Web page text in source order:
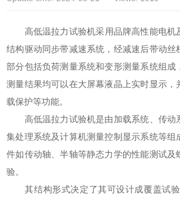
高低温拉力试验机采用品牌高性能电机
结构驱动同步带减速系统，经减速后带动丝
部分包括负荷测量系统和变形测量系统组成
测量结果均可以在大屏幕液晶上实时显示，
载保护等功能。
高低温拉力试验机是由加载系统、传动
集处理系统及计算机测量控制显示系统等组
件如传动轴、半轴等静态力学的性能测试及
验。
其结构形式决定了其可设计成覆盖试验